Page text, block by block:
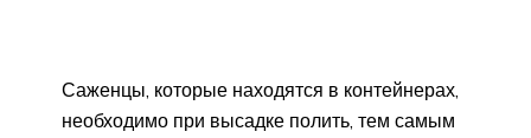
Саженцы, которые находятся в контейнерах,
необходимо при высадке полить, тем самым